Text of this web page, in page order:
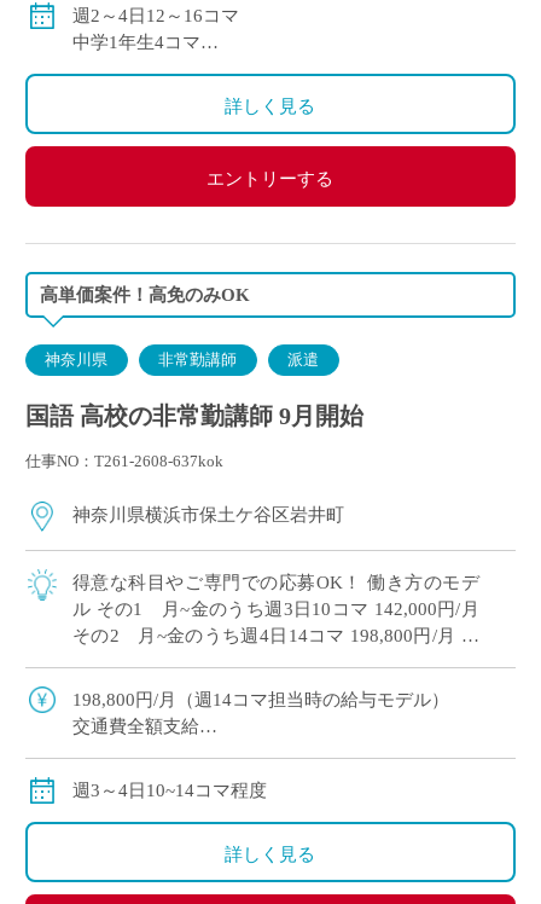
週2～4日12～16コマ
中学1年生4コマ
詳しく見る
エントリーする
高単価案件！高免のみOK
神奈川県 非常勤講師 派遣
国語 高校の非常勤講師 9月開始
仕事NO：T261-2608-637kok
神奈川県横浜市保土ケ谷区岩井町
得意な科目やご専門での応募OK！ 働き方のモデ
ル その1 月~金のうち週3日10コマ 142,000円/月
その2 月~金のうち週4日14コマ 198,800円/月 共
上部など […]
198,800円/月（週14コマ担当時の給与モデル）
交通費全額支給
週3～4日10~14コマ程度
詳しく見る